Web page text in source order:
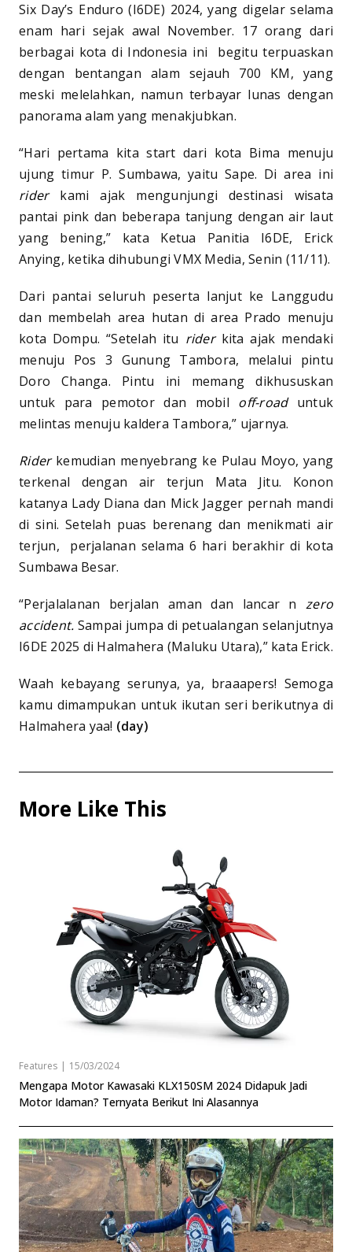
Six Day’s Enduro (I6DE) 2024, yang digelar selama
enam hari sejak awal November. 17 orang dari
berbagai kota di Indonesia ini begitu terpuaskan
dengan bentangan alam sejauh 700 KM, yang
meski melelahkan, namun terbayar lunas dengan
panorama alam yang menakjubkan.
“Hari pertama kita start dari kota Bima menuju
ujung timur P. Sumbawa, yaitu Sape. Di area ini
riderkami ajak mengunjungi destinasi wisata
pantai pink dan beberapa tanjung dengan air laut
yang bening,” kata Ketua Panitia I6DE, Erick
Anying, ketika dihubungi VMX Media, Senin (11/11).
Dari pantai seluruh peserta lanjut ke Langgudu
dan membelah area hutan di area Prado menuju
kota Dompu. “Setelah itu riderkita ajak mendaki
menuju Pos 3 Gunung Tambora, melalui pintu
Doro Changa. Pintu ini memang dikhususkan
untuk para pemotor dan mobil off-roaduntuk
melintas menuju kaldera Tambora,” ujarnya.
Riderkemudian menyebrang ke Pulau Moyo, yang
terkenal dengan air terjun Mata Jitu. Konon
katanya Lady Diana dan Mick Jagger pernah mandi
di sini. Setelah puas berenang dan menikmati air
terjun, perjalanan selama 6 hari berakhir di kota
Sumbawa Besar.
“Perjalalanan berjalan aman dan lancar n zero
accident. Sampai jumpa di petualangan selanjutnya
I6DE 2025 di Halmahera (Maluku Utara),” kata Erick.
Waah kebayang serunya, ya, braaapers! Semoga
kamu dimampukan untuk ikutan seri berikutnya di
Halmahera yaa! (day)
More Like This
Features | 15/03/2024
Mengapa Motor Kawasaki KLX150SM 2024 Didapuk Jadi
Motor Idaman? Ternyata Berikut Ini Alasannya